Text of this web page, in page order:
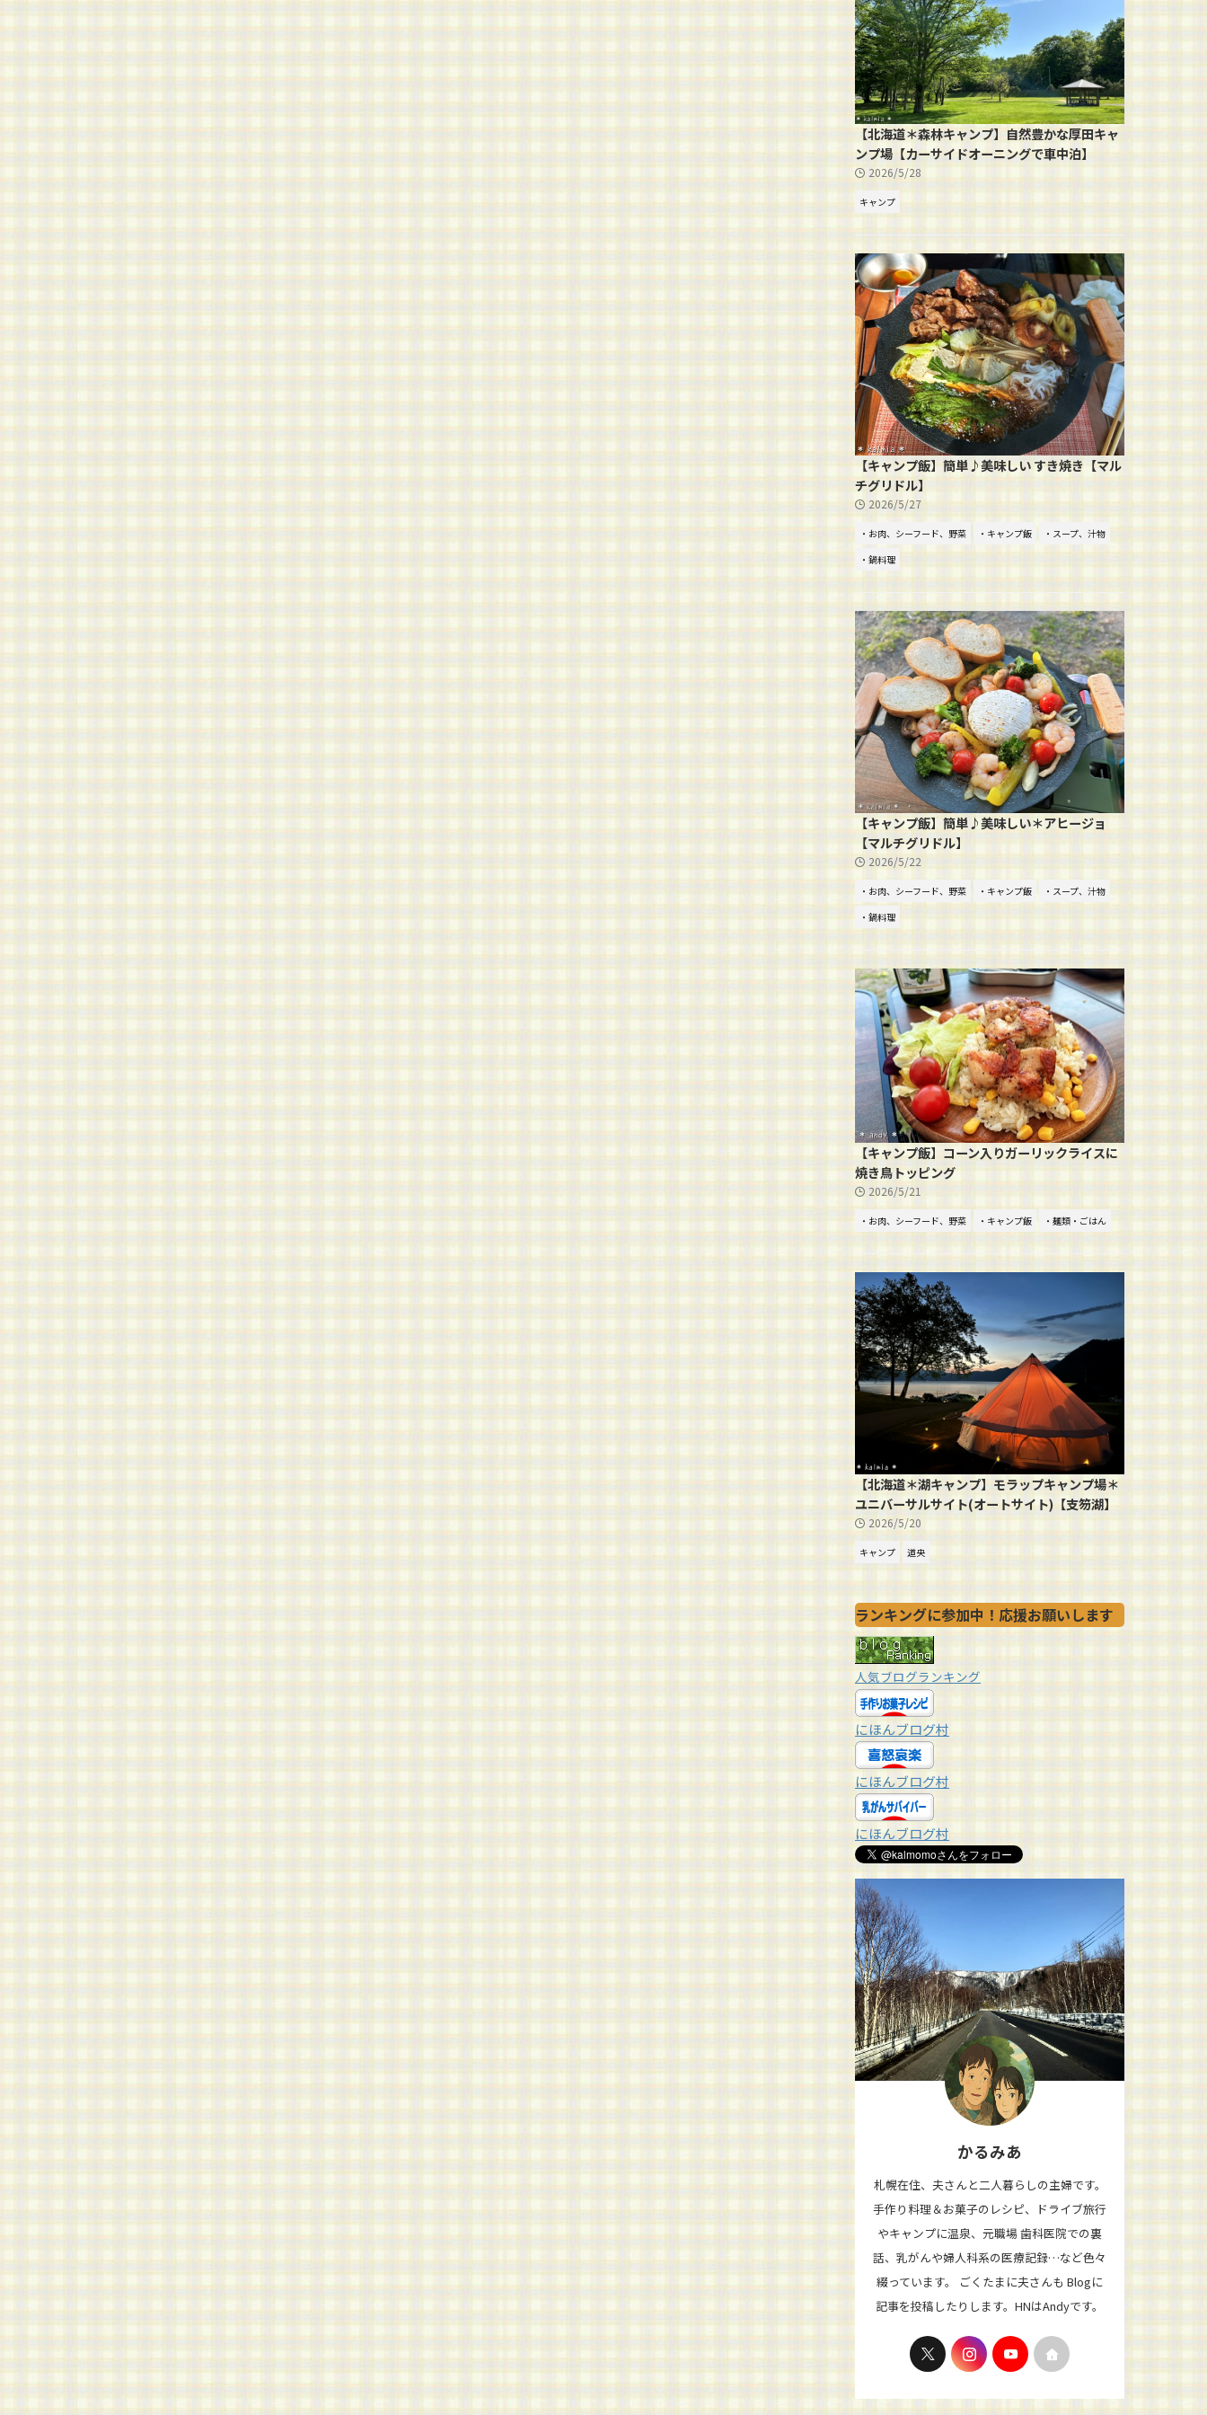
【北海道＊森林キャンプ】自然豊かな厚田キャ
ンプ場【カーサイドオーニングで車中泊】
2026/5/28
キャンプ
【キャンプ飯】簡単♪美味しい すき焼き【マル
チグリドル】
2026/5/27
・お肉、シーフード、野菜 ・キャンプ飯
・スープ、汁物
・鍋料理
【キャンプ飯】簡単♪美味しい＊アヒージョ
【マルチグリドル】
2026/5/22
・お肉、シーフード、野菜 ・キャンプ飯
・スープ、汁物
・鍋料理
【キャンプ飯】コーン入りガーリックライスに
焼き鳥トッピング
2026/5/21
・お肉、シーフード、野菜 ・キャンプ飯 ・麺類・ごはん
【北海道＊湖キャンプ】モラップキャンプ場＊
ユニバーサルサイト(オートサイト)【支笏湖】
2026/5/20
キャンプ 道央
ランキングに参加中！応援お願いします
人気ブログランキング
にほんブログ村
にほんブログ村
にほんブログ村
かるみあ
札幌在住、夫さんと二人暮らしの主婦です。
手作り料理＆お菓子のレシピ、ドライブ旅行
やキャンプに温泉、元職場 歯科医院での裏
話、乳がんや婦人科系の医療記録…など色々
綴っています。 ごくたまに夫さんも Blogに
記事を投稿したりします。HNはAndyです。